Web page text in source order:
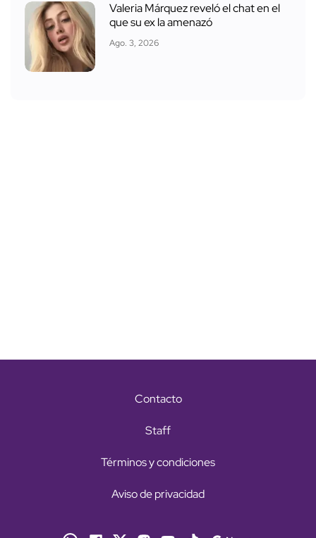
Valeria Márquez reveló el chat en el
que su ex la amenazó
Ago. 3, 2026
Contacto
Staff
Términos y condiciones
Aviso de privacidad